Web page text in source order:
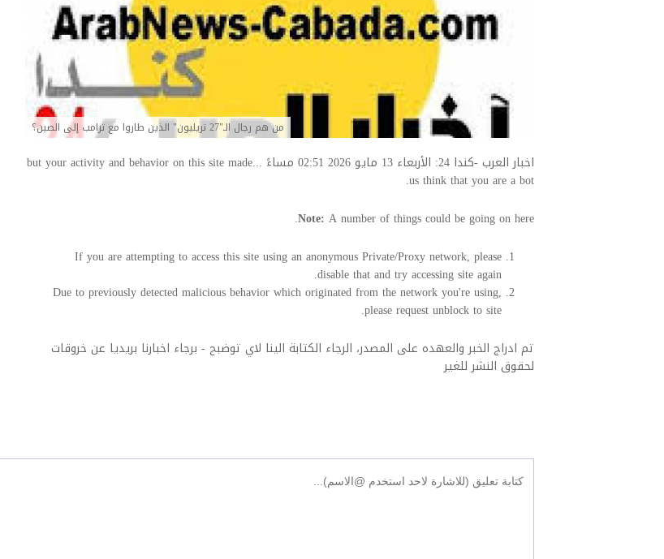
من هم رجال الـ"27 تريليون" الذين طاروا مع ترامب إلى الصين؟
اخبار العرب -كندا 24: الأربعاء 13 مايو 2026 02:51 مساءً ...but your activity and behavior on this site made
us think that you are a bot.
Note: A number of things could be going on here.
If you are attempting to access this site using an anonymous Private/Proxy network, please
disable that and try accessing site again.
Due to previously detected malicious behavior which originated from the network you're using,
please request unblock to site.
تم ادراج الخبر والعهده على المصدر، الرجاء الكتابة الينا لاي توضبح - برجاء اخبارنا بريديا عن خروقات
لحقوق النشر للغير